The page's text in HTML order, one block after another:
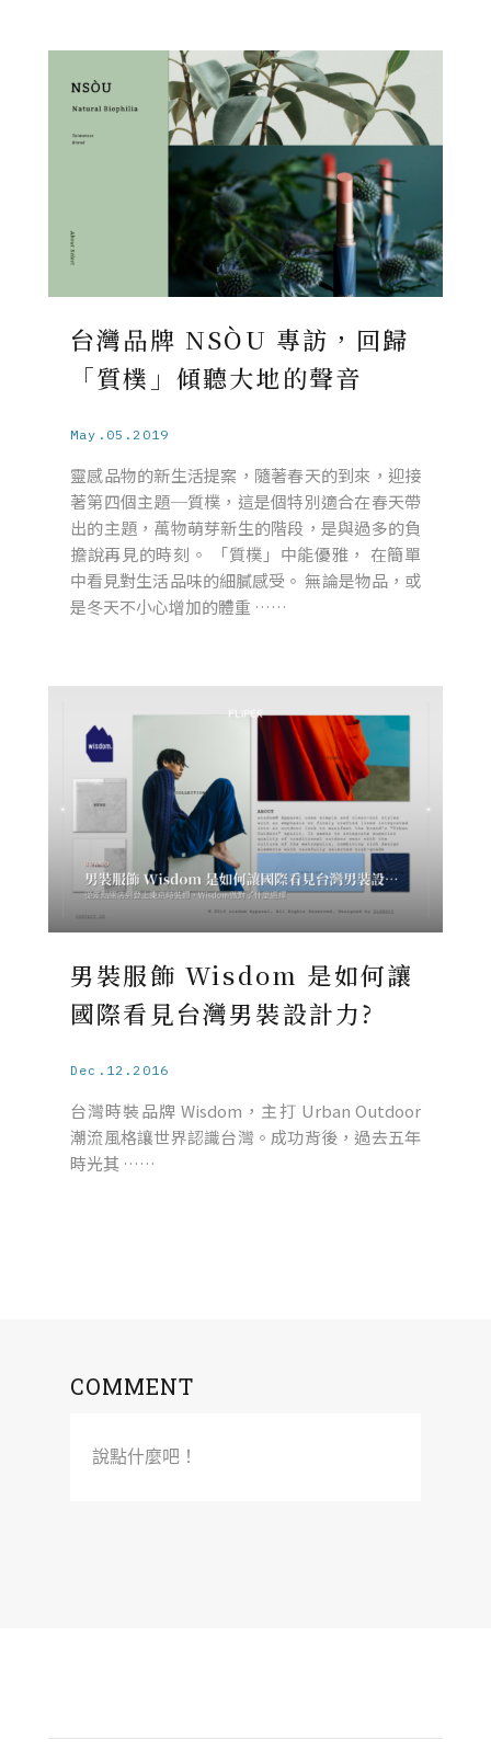
台灣品牌 NSÒU 專訪，回歸
「質樸」傾聽大地的聲音
May.05.2019
靈感品物的新生活提案，隨著春天的到來，迎接
著第四個主題─質樸，這是個特別適合在春天帶
出的主題，萬物萌芽新生的階段，是與過多的負
擔說再見的時刻。 「質樸」中能優雅， 在簡單
中看見對生活品味的細膩感受。 無論是物品，或
是冬天不小心增加的體重 ……
男裝服飾 Wisdom 是如何讓
國際看見台灣男裝設計力?
Dec.12.2016
台灣時裝品牌 Wisdom，主打 Urban Outdoor
潮流風格讓世界認識台灣。成功背後，過去五年
時光其 ……
COMMENT
說點什麼吧！